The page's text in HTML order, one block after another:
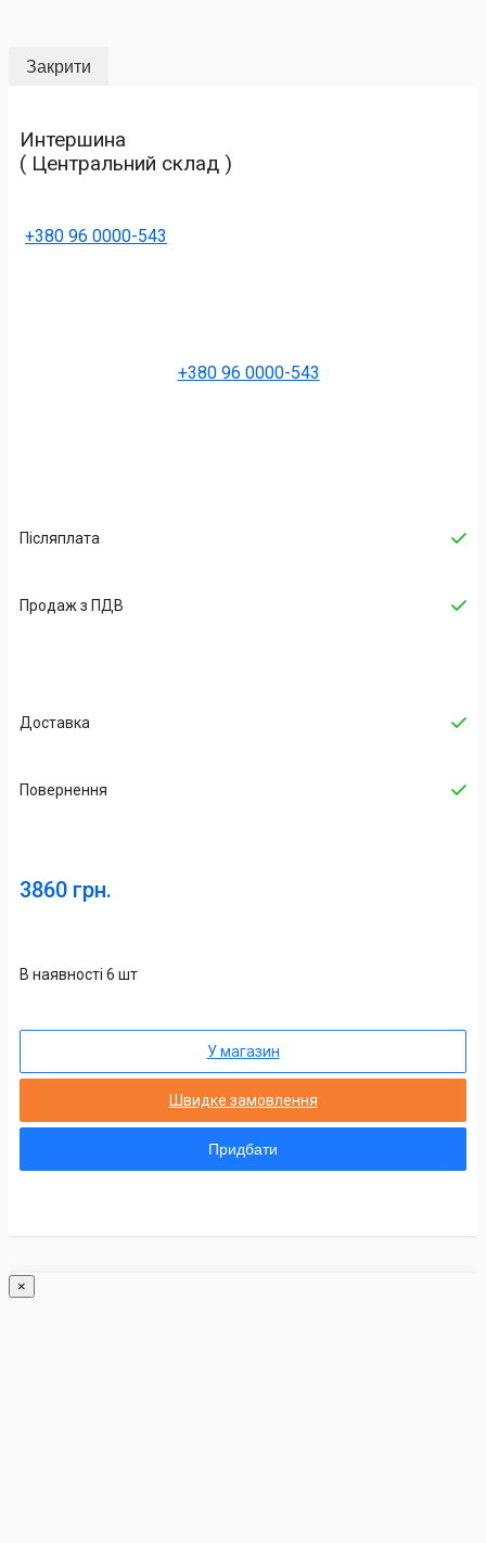
Закрити
Интершина
( Центральний склад )
+380 96 0000-543
+380 96 0000-543
Післяплата
Продаж з ПДВ
Доставка
Повернення
3860 грн.
В наявності 6 шт
У магазин
Швидке замовлення
Придбати
×